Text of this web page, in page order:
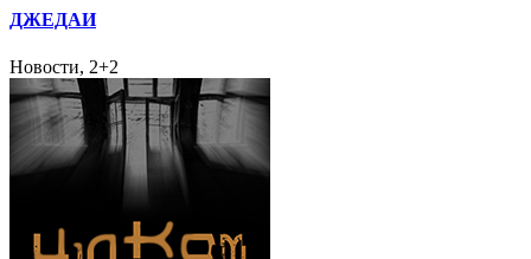
ДЖЕДАИ
Новости, 2+2